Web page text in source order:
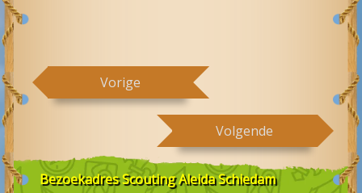
Vorige
Volgende
BezoekadresScouting Aleida Schiedam